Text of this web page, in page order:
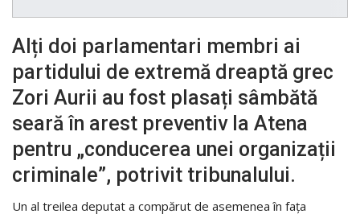
Alți doi parlamentari membri ai
partidului de extremă dreaptă grec
Zori Aurii au fost plasați sâmbătă
seară în arest preventiv la Atena
pentru „conducerea unei organizații
criminale”, potrivit tribunalului.
Un al treilea deputat a compărut de asemenea în fața